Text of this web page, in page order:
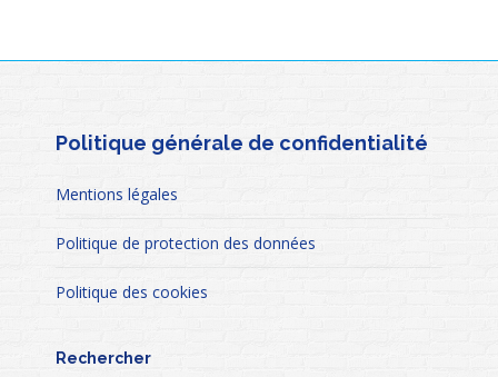
Politique générale de confidentialité
Mentions légales
Politique de protection des données
Politique des cookies
Rechercher